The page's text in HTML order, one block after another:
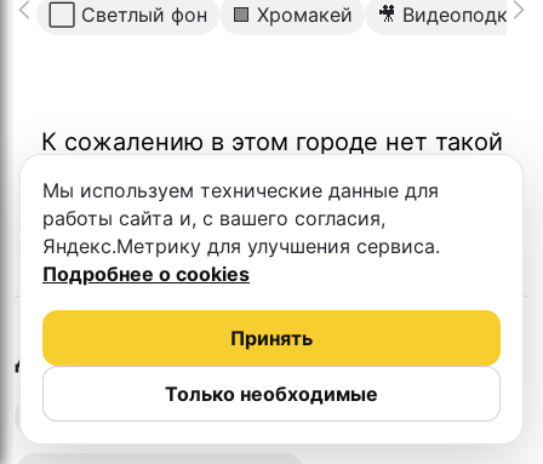
⬜️ Светлый фон 🟩 Хромакей 🎥 Видеоподкаст
К сожалению в этом городе нет такой
Другие студии в Кирове
Выездная запись подкастов
Мы используем технические данные для
работы сайта и, с вашего согласия,
Яндекс.Метрику для улучшения сервиса.
Подробнее о cookies
Только необходимые
Принять